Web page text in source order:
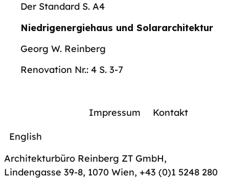
Der Standard S. A4
Niedrigenergiehaus und Solararchitektur
Georg W. Reinberg
Renovation Nr.: 4 S. 3-7
Architekturbüro Reinberg ZT GmbH,
Lindengasse 39-8, 1070 Wien, +43 (0)1 5248 280
English
Impressum Kontakt